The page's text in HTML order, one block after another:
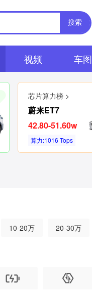
搜索
视频 车图
芯片算力榜 >
蔚来ET7
42.80-51.60w
算力:1016 Tops
10-20万 20-30万